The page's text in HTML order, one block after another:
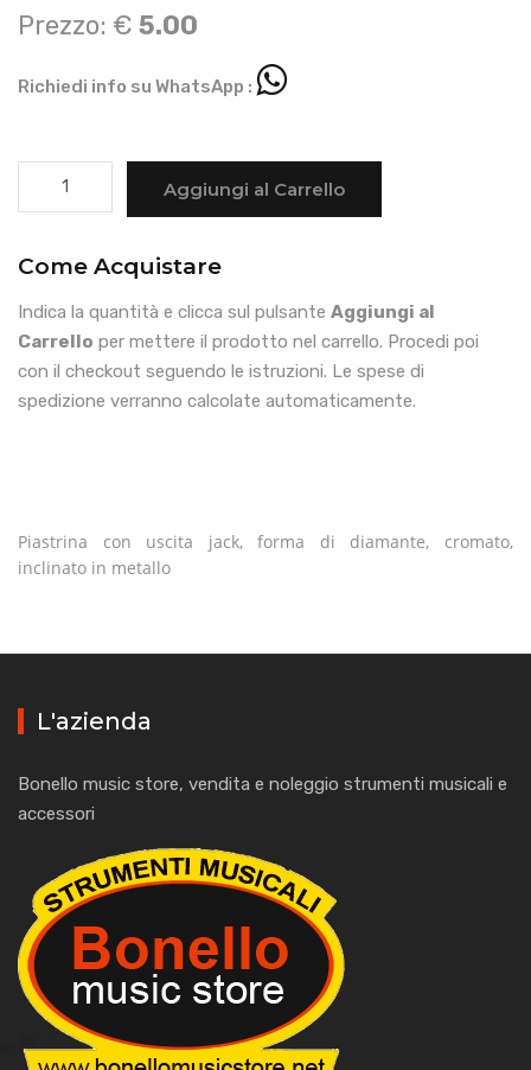
Prezzo: € 5.00
Richiedi info su WhatsApp :
Aggiungi al Carrello
Come Acquistare
Indica la quantità e clicca sul pulsante Aggiungi al
Carrello per mettere il prodotto nel carrello. Procedi poi
con il checkout seguendo le istruzioni. Le spese di
spedizione verranno calcolate automaticamente.
Piastrina con uscita jack, forma di diamante, cromato,
inclinato in metallo
L'azienda
Bonello music store, vendita e noleggio strumenti musicali e
accessori